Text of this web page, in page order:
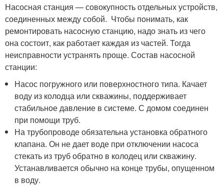
Насосная станция — совокупность отдельных устройств,
соединенных между собой. Чтобы понимать, как
ремонтировать насосную станцию, надо знать из чего
она состоит, как работает каждая из частей. Тогда
неисправности устранять проще. Состав насосной
станции:
Насос погружного или поверхностного типа. Качает
воду из колодца или скважины, поддерживает
стабильное давление в системе. С домом соединен
при помощи труб.
На трубопроводе обязательна установка обратного
клапана. Он не дает воде при отключении насоса
стекать из труб обратно в колодец или скважину.
Устанавливается обычно на конце трубы, опущенном
в воду.